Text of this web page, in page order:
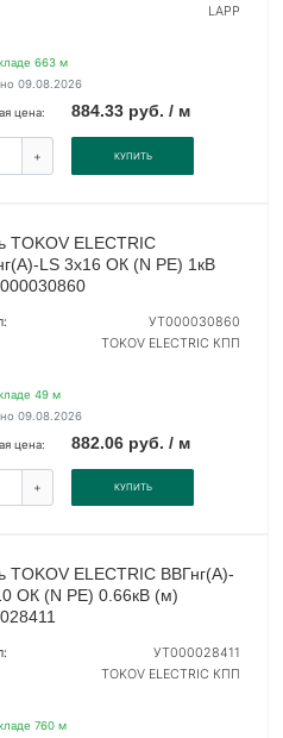
LAPP
663 м
09.08.2026
цена: 884.33 руб. / м
+ КУПИТЬ
TOKOV ELECTRIC
LS 3х16 ОК (N PE) 1кВ
УТ000030860
TOKOV ELECTRIC КПП
49 м
09.08.2026
цена: 882.06 руб. / м
+ КУПИТЬ
TOKOV ELECTRIC ВВГнг(А)-
ОК (N PE) 0.66кВ (м)
УТ000028411
TOKOV ELECTRIC КПП
760 м